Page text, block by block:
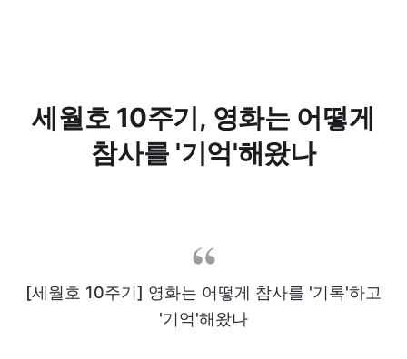
세월호 10주기, 영화는 어떻게
참사를 '기억'해왔나
[세월호 10주기] 영화는 어떻게 참사를 '기록'하고
'기억'해왔나